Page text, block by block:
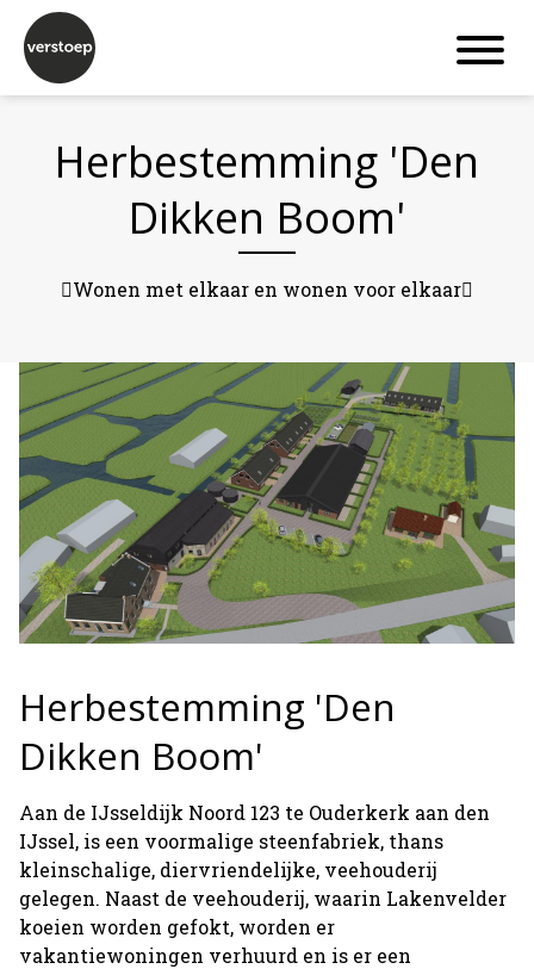
Herbestemming 'Den
Dikken Boom'
􏰀Wonen met elkaar en wonen voor elkaar􏰁
Herbestemming 'Den
Dikken Boom'
Aan de IJsseldijk Noord 123 te Ouderkerk aan den
IJssel, is een voormalige steenfabriek, thans
kleinschalige, diervriendelijke, veehouderij
gelegen. Naast de veehouderij, waarin Lakenvelder
koeien worden gefokt, worden er
vakantiewoningen verhuurd en is er een